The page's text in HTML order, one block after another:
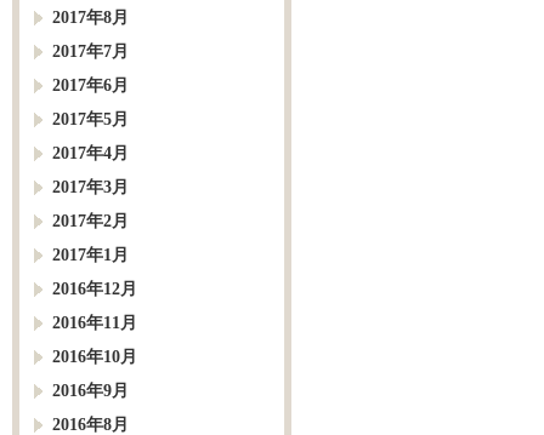
2017年8月
2017年7月
2017年6月
2017年5月
2017年4月
2017年3月
2017年2月
2017年1月
2016年12月
2016年11月
2016年10月
2016年9月
2016年8月